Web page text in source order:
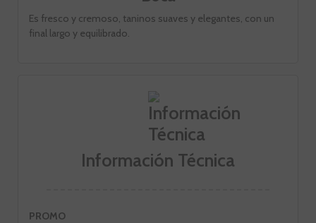
Es fresco y cremoso, taninos suaves y elegantes, con un
final largo y equilibrado.
Información Técnica
PROMO